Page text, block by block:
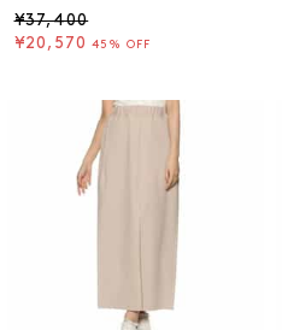
¥37,400
¥20,570 45% OFF